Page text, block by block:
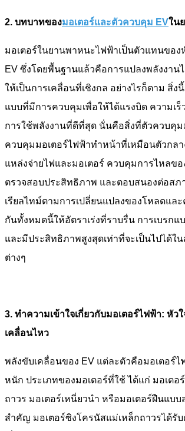
2. บทบาทของมอเตอร์และตัวควบคุม EVใน
มอเตอร์ในยานพาหนะไฟฟ้าเป็นตัวแทนของ
EV ซึ่งโดยพื้นฐานแล้วคือการแปลงพลังงาน
ให้เป็นการเคลื่อนที่เชิงกล อย่างไรก็ตาม สิ่ง
แบบที่มีการควบคุมเพื่อให้ได้แรงบิด ความเ
การใช้พลังงานที่ดีที่สุด นั่นคือสิ่งที่ตัวควบคุม
ควบคุมมอเตอร์ไฟฟ้าทำหน้าที่เหมือนตัวกลา
แหล่งจ่ายไฟและมอเตอร์ ควบคุมการไหลข
ตรวจสอบประสิทธิภาพ และตอบสนองต่อสภ
เรียลไทม์ตามการเปลี่ยนแปลงของโหลดแล
กันทั้งหมดนี้ให้อัตราเร่งที่ราบรื่น การเบรกแ
และมีประสิทธิภาพสูงสุดเท่าที่จะเป็นไปได้ใ
ต่างๆ
3. ทำความเข้าใจเกี่ยวกับมอเตอร์ไฟฟ้า: หัว
เคลื่อนไหว
พลังขับเคลื่อนของ EV แต่ละตัวคือมอเตอร์ไ
หนัก ประเภทของมอเตอร์ที่ใช้ ได้แก่ มอเตอ
ถาวร มอเตอร์เหนี่ยวนำ หรือมอเตอร์ฝืนแบบ
สำคัญ มอเตอร์ซิงโครนัสแม่เหล็กถาวรได้รั